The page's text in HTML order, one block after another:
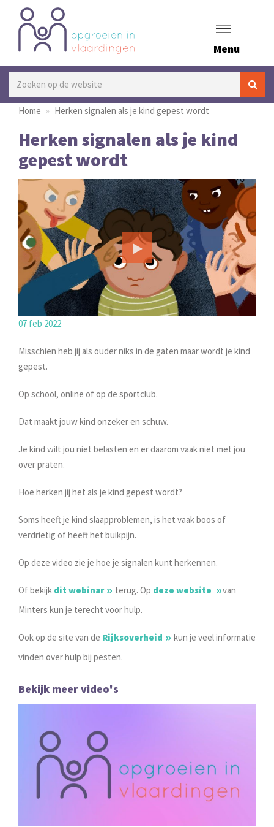
Menu
Home Herken signalen als je kind gepest wordt
Herken signalen als je kind
gepest wordt
07 feb 2022
Misschien heb jij als ouder niks in de gaten maar wordt je kind
gepest.
Op school, online of op de sportclub.
Dat maakt jouw kind onzeker en schuw.
Je kind wilt jou niet belasten en er daarom vaak niet met jou
over praten.
Hoe herken jij het als je kind gepest wordt?
Soms heeft je kind slaapproblemen, is het vaak boos of
verdrietig of heeft het buikpijn.
Op deze video zie je hoe je signalen kunt herkennen.
Of bekijk dit webinar terug. Op deze website
van
Minters kun je terecht voor hulp.
Ook op de site van de Rijksoverheid
kun je veel informatie
vinden over hulp bij pesten.
Bekijk meer video's